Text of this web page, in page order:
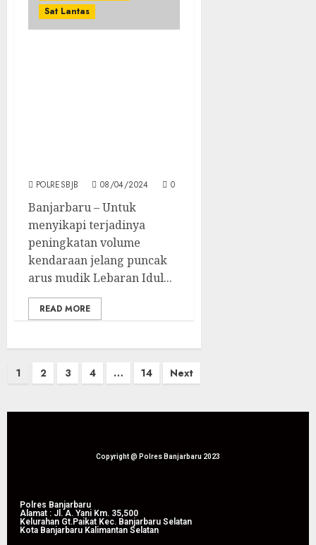
Sat Lantas
POLRESBJB 08/04/2024 0
Banjarbaru – Untuk
menyikapi terjadinya
peningkatan volume
kendaraan jelang puncak
arus mudik Lebaran Idul...
READ MORE
1 2 3 4 … 14 Next
Copyright @ Polres Banjarbaru 2023
Polres Banjarbaru
Alamat : Jl. A. Yani Km. 35,500
Kelurahan Gt.Paikat Kec. Banjarbaru Selatan
Kota Banjarbaru Kalimantan Selatan